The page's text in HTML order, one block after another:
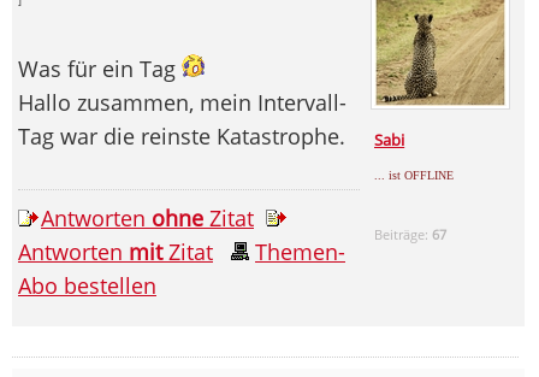
Sabi
... ist OFFLINE
Beiträge: 67
Was für ein Tag
Hallo zusammen, mein Intervall-
Tag war die reinste Katastrophe.
Antworten ohne Zitat
Antworten mitZitat
Themen-
Abo bestellen